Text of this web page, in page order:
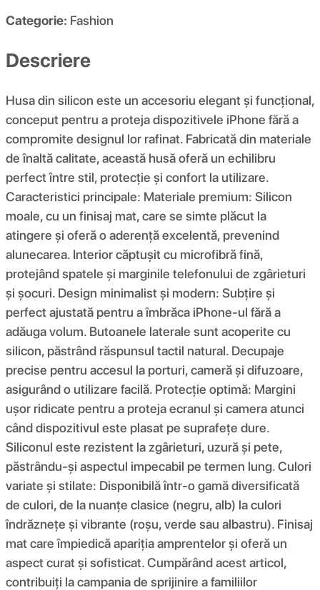
Categorie: Fashion
Descriere
Husa din silicon este un accesoriu elegant și funcțional,
conceput pentru a proteja dispozitivele iPhone fără a
compromite designul lor rafinat. Fabricată din materiale
de înaltă calitate, această husă oferă un echilibru
perfect între stil, protecție și confort la utilizare.
Caracteristici principale: Materiale premium: Silicon
moale, cu un finisaj mat, care se simte plăcut la
atingere și oferă o aderență excelentă, prevenind
alunecarea. Interior căptușit cu microfibră fină,
protejând spatele și marginile telefonului de zgârieturi
și șocuri. Design minimalist și modern: Subțire și
perfect ajustată pentru a îmbrăca iPhone-ul fără a
adăuga volum. Butoanele laterale sunt acoperite cu
silicon, păstrând răspunsul tactil natural. Decupaje
precise pentru accesul la porturi, cameră și difuzoare,
asigurând o utilizare facilă. Protecție optimă: Margini
ușor ridicate pentru a proteja ecranul și camera atunci
când dispozitivul este plasat pe suprafețe dure.
Siliconul este rezistent la zgârieturi, uzură și pete,
păstrându-și aspectul impecabil pe termen lung. Culori
variate și stilate: Disponibilă într-o gamă diversificată
de culori, de la nuanțe clasice (negru, alb) la culori
îndrăznețe și vibrante (roșu, verde sau albastru). Finisaj
mat care împiedică apariția amprentelor și oferă un
aspect curat și sofisticat. Cumpărând acest articol,
contribuiți la campania de sprijinire a familiilor